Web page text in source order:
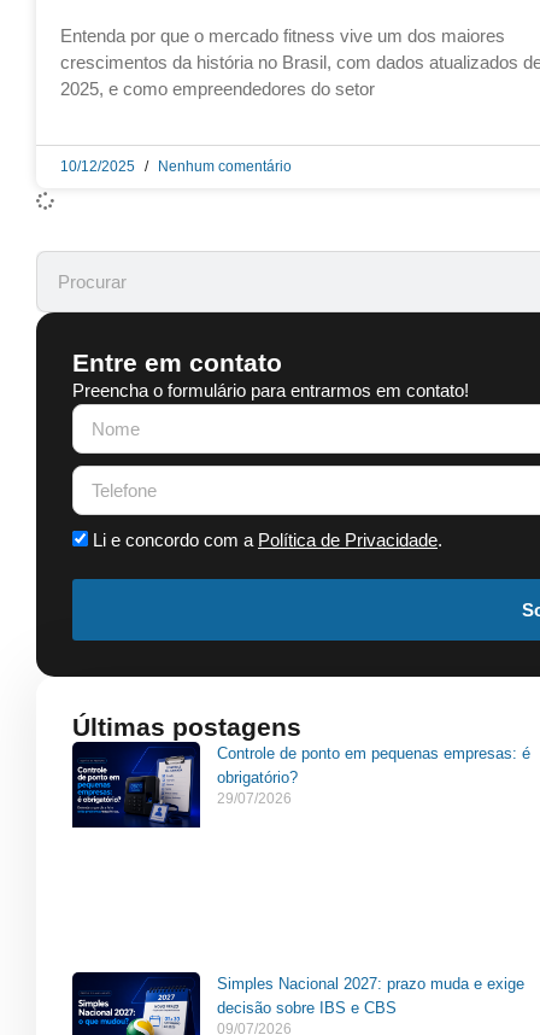
Entenda por que o mercado fitness vive um dos maiores
crescimentos da história no Brasil, com dados atualizados
2025, e como empreendedores do setor
10/12/2025 Nenhum comentário
Entre em contato
Preencha o formulário para entrarmos em contato!
Li e concordo com a Política de Privacidade.
Últimas postagens
Controle de ponto em pequenas empresas: é
obrigatório?
29/07/2026
Simples Nacional 2027: prazo muda e exige
decisão sobre IBS e CBS
09/07/2026